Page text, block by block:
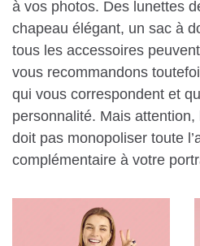
à vos photos. Des lunettes
chapeau élégant, un sac à
tous les accessoires
vous recommandons
qui vous correspondent et
personnalité. Mais attention,
doit pas monopoliser toute
complémentaire à votre